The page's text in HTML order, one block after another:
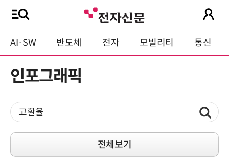
AI·SW 반도체 전자 모빌리티 통신
인포그래픽
전체보기